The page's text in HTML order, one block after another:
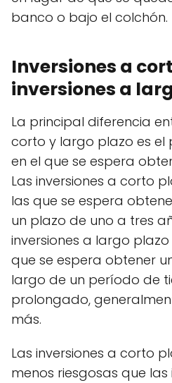
banco o bajo el colchón.
Inversiones a
inversiones a
La principal diferencia
corto y largo plazo es
en el que se espera
Las inversiones a corto
las que se espera
un plazo de uno a tres
inversiones a largo
que se espera obtener
largo de un período de
prolongado,
más.
Las inversiones a corto
menos riesgosas que